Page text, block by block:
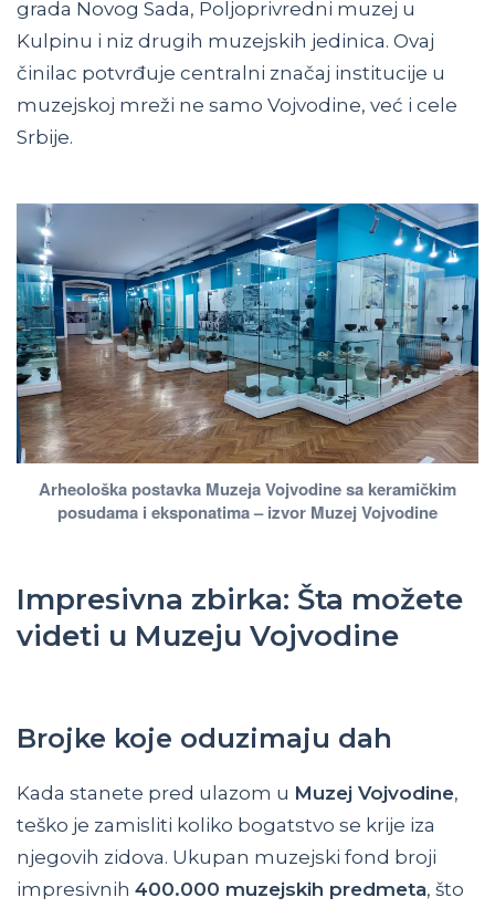
grada Novog Sada, Poljoprivredni muzej u
Kulpinu i niz drugih muzejskih jedinica. Ovaj
činilac potvrđuje centralni značaj institucije u
muzejskoj mreži ne samo Vojvodine, već i cele
Srbije.
Arheološka postavka Muzeja Vojvodine sa keramičkim
posudama i eksponatima – izvor Muzej Vojvodine
Impresivna zbirka: Šta možete
videti u Muzeju Vojvodine
Brojke koje oduzimaju dah
Kada stanete pred ulazom u Muzej Vojvodine,
teško je zamisliti koliko bogatstvo se krije iza
njegovih zidova. Ukupan muzejski fond broji
impresivnih 400.000 muzejskih predmeta, što